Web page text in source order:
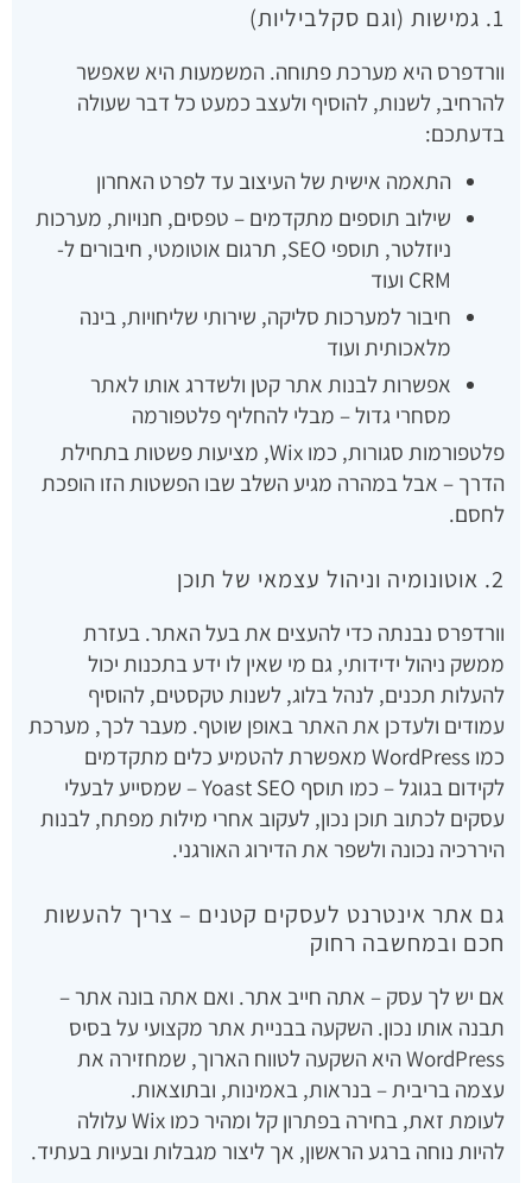
1. גמישות (וגם סקלביליות)
וורדפרס היא מערכת פתוחה. המשמעות היא שאפשר
להרחיב, לשנות, להוסיף ולעצב כמעט כל דבר שעולה
בדעתכם:
התאמה אישית של העיצוב עד לפרט האחרון
שילוב תוספים מתקדמים – טפסים, חנויות, מערכות
ניוזלטר, תוספי SEO, תרגום אוטומטי, חיבורים ל-
CRM ועוד
חיבור למערכות סליקה, שירותי שליחויות, בינה
מלאכותית ועוד
אפשרות לבנות אתר קטן ולשדרג אותו לאתר
מסחרי גדול – מבלי להחליף פלטפורמה
פלטפורמות סגורות, כמו Wix, מציעות פשטות בתחילת
הדרך – אבל במהרה מגיע השלב שבו הפשטות הזו הופכת
לחסם.
2. אוטונומיה וניהול עצמאי של תוכן
וורדפרס נבנתה כדי להעצים את בעל האתר. בעזרת
ממשק ניהול ידידותי, גם מי שאין לו ידע בתכנות יכול
להעלות תכנים, לנהל בלוג, לשנות טקסטים, להוסיף
עמודים ולעדכן את האתר באופן שוטף. מעבר לכך, מערכת
כמו WordPress מאפשרת להטמיע כלים מתקדמים
לקידום בגוגל – כמו תוסף Yoast SEO – שמסייע לבעלי
עסקים לכתוב תוכן נכון, לעקוב אחרי מילות מפתח, לבנות
היררכיה נכונה ולשפר את הדירוג האורגני.
גם אתר אינטרנט לעסקים קטנים – צריך להעשות
חכם ובמחשבה רחוק
אם יש לך עסק – אתה חייב אתר. ואם אתה בונה אתר –
תבנה אותו נכון. השקעה בבניית אתר מקצועי על בסיס
WordPress היא השקעה לטווח הארוך, שמחזירה את
עצמה בריבית – בנראות, באמינות, ובתוצאות.
לעומת זאת, בחירה בפתרון קל ומהיר כמו Wix עלולה
להיות נוחה ברגע הראשון, אך ליצור מגבלות ובעיות בעתיד.